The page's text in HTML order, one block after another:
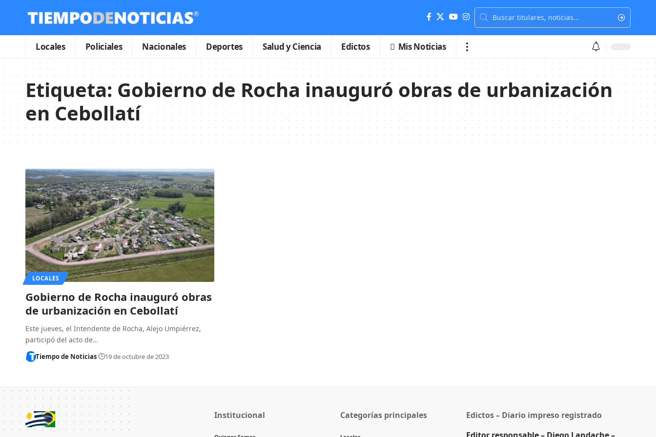
Locales Policiales Nacionales Deportes Salud y Ciencia Edictos Mis Noticias
Etiqueta:Gobierno de Rocha inauguró obras de urbanización
en Cebollatí
LOCALES
Gobierno de Rocha inauguró obras
de urbanización en Cebollatí
Este jueves, el Intendente de Rocha, Alejo Umpiérrez,
participó del acto de…
Tiempo de Noticias 19 de octubre de 2023
Institucional Categorías principales
Edictos – Diario impreso registrado